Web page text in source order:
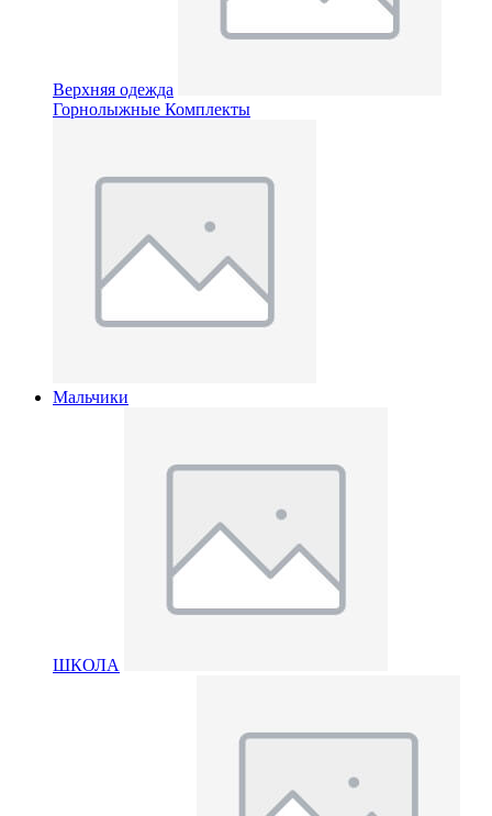
Верхняя одежда
Горнолыжные Комплекты
Мальчики
ШКОЛА